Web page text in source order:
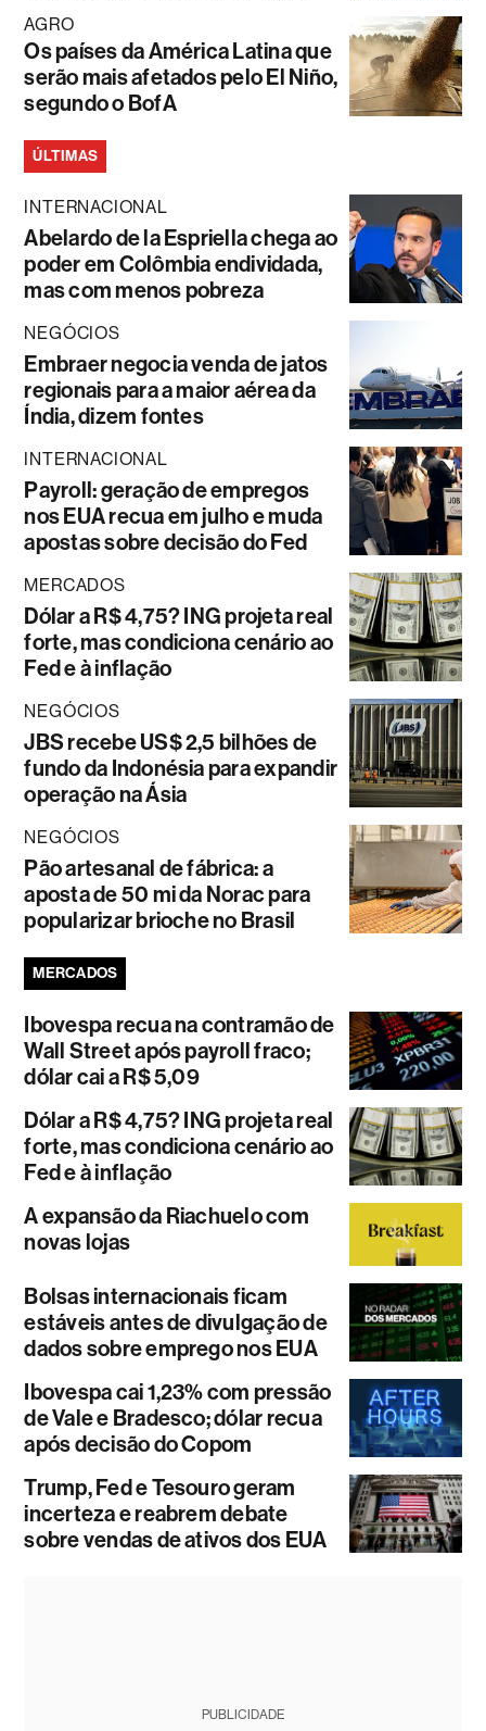
AGRO
Os países da América Latina que
serão mais afetados pelo El Niño,
segundo o BofA
ÚLTIMAS
INTERNACIONAL
Abelardo de la Espriella chega ao
poder em Colômbia endividada,
mas com menos pobreza
NEGÓCIOS
Embraer negocia venda de jatos
regionais para a maior aérea da
Índia, dizem fontes
INTERNACIONAL
Payroll: geração de empregos
nos EUA recua em julho e muda
apostas sobre decisão do Fed
MERCADOS
Dólar a R$ 4,75? ING projeta real
forte, mas condiciona cenário ao
Fed e à inflação
NEGÓCIOS
JBS recebe US$ 2,5 bilhões de
fundo da Indonésia para expandir
operação na Ásia
NEGÓCIOS
Pão artesanal de fábrica: a
aposta de 50 mi da Norac para
popularizar brioche no Brasil
MERCADOS
Ibovespa recua na contramão de
Wall Street após payroll fraco;
dólar cai a R$ 5,09
Dólar a R$ 4,75? ING projeta real
forte, mas condiciona cenário ao
Fed e à inflação
A expansão da Riachuelo com
novas lojas
Bolsas internacionais ficam
estáveis antes de divulgação de
dados sobre emprego nos EUA
Ibovespa cai 1,23% com pressão
de Vale e Bradesco; dólar recua
após decisão do Copom
Trump, Fed e Tesouro geram
incerteza e reabrem debate
sobre vendas de ativos dos EUA
PUBLICIDADE